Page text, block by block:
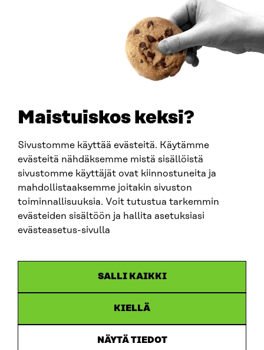
Maistuiskos keksi?
Sivustomme käyttää evästeitä. Käytämme
evästeitä nähdäksemme mistä sisällöistä
sivustomme käyttäjät ovat kiinnostuneita ja
mahdollistaaksemme joitakin sivuston
toiminnallisuuksia. Voit tutustua tarkemmin
evästeiden sisältöön ja hallita asetuksiasi
evästeasetus-sivulla
SALLI KAIKKI
KIELLÄ
NÄYTÄ TIEDOT
SITRA SOSIAALISESSA MEDIASSA
LinkedIn
Instagram
YouTube
Saavutettavuusseloste